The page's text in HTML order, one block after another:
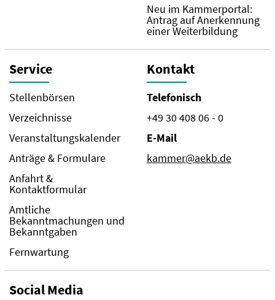
Neu im Kammerportal:
Antrag auf Anerkennung
einer Weiterbildung
Service
Stellenbörsen
Verzeichnisse
Veranstaltungskalender
Anträge & Formulare
Anfahrt &
Kontaktformular
Amtliche
Bekanntmachungen und
Bekanntgaben
Fernwartung
Kontakt
Telefonisch
+49 30 408 06 - 0
E-Mail
kammer@aekb.de
Social Media